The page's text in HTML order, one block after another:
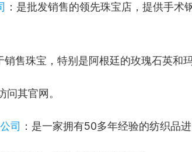
：是批发销售的领先珠宝店，提供手术
销售珠宝，特别是阿根廷的玫瑰石英和
问其官网。
司 ：是一家拥有50多年经验的纺织品进